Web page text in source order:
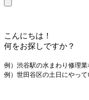
こんにちは！
何をお探しですか？
例）渋谷駅の水まわり修理業
例）世田谷区の土日にやっ